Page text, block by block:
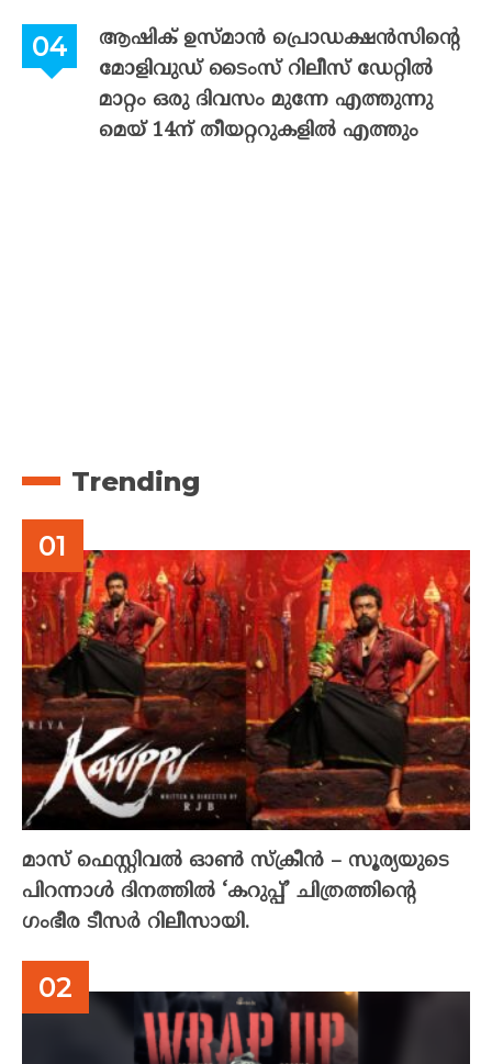
ആഷിക് ഉസ്മാൻ പ്രൊഡക്ഷൻസിന്റെ
മോളിവുഡ് ടൈംസ് റിലീസ് ഡേറ്റിൽ
മാറ്റം ഒരു ദിവസം മുന്നേ എത്തുന്നു
മെയ് 14ന് തീയറ്ററുകളിൽ എത്തും
Trending
മാസ് ഫെസ്റ്റിവൽ ഓൺ സ്‌ക്രീൻ – സൂര്യയുടെ
പിറന്നാൾ ദിനത്തിൽ ‘കറുപ്പ്’ ചിത്രത്തിന്റെ
ഗംഭീര ടീസർ റിലീസായി.